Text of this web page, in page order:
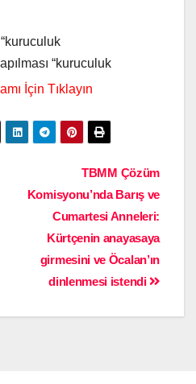
“kuruculuk
TBMM Çözüm
Komisyonu’nda Barış ve
Cumartesi Anneleri:
Kürtçenin anayasaya
girmesini ve Öcalan’ın
dinlenmesi istendi